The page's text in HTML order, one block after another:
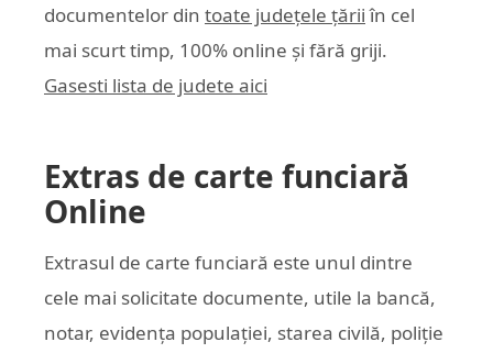
documentelor din toate județele țării în cel
mai scurt timp, 100% online și fără griji.
Gasesti lista de judete aici
Extras de carte funciară
Online
Extrasul de carte funciară este unul dintre
cele mai solicitate documente, utile la bancă,
notar, evidența populației, starea civilă, poliție